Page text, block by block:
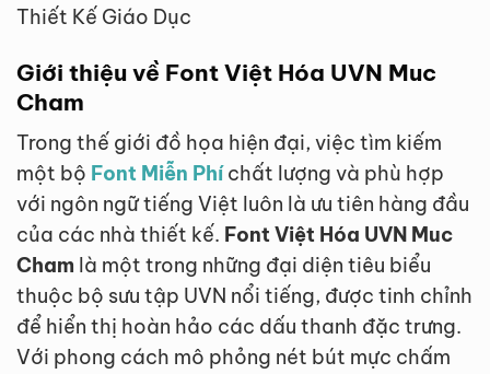
Thiết Kế Giáo Dục
Giới thiệu về Font Việt Hóa UVN Muc
Cham
Trong thế giới đồ họa hiện đại, việc tìm kiếm
một bộ Font Miễn Phíchất lượng và phù hợp
với ngôn ngữ tiếng Việt luôn là ưu tiên hàng đầu
của các nhà thiết kế. Font Việt Hóa UVN Muc
Cham là một trong những đại diện tiêu biểu
thuộc bộ sưu tập UVN nổi tiếng, được tinh chỉnh
để hiển thị hoàn hảo các dấu thanh đặc trưng.
Với phong cách mô phỏng nét bút mực chấm